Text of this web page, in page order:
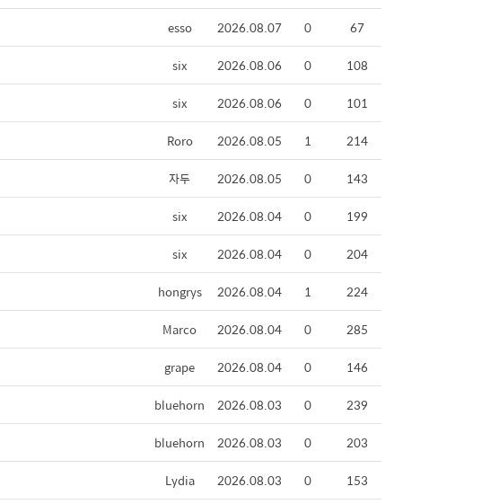
esso 2026.08.07 0
67
six 2026.08.06 0
108
six 2026.08.06 0
101
Roro 2026.08.05 1
214
자두 2026.08.05 0
143
six 2026.08.04 0
199
six 2026.08.04 0
204
hongrys 2026.08.04 1
224
Marco 2026.08.04 0
285
grape 2026.08.04 0
146
bluehorn 2026.08.03 0
239
bluehorn 2026.08.03 0
203
Lydia 2026.08.03 0 153